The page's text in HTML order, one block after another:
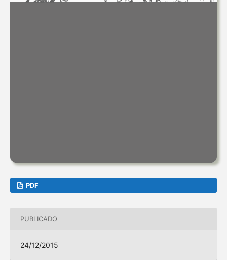
PDF
PUBLICADO
24/12/2015